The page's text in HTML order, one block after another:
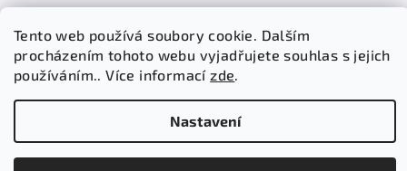
Tento web používá soubory cookie. Dalším
procházením tohoto webu vyjadřujete souhlas s jejich
používáním.. Více informacízde.
Nastavení
Sledovat na Instagramu
. Všechna práva vyhrazena.